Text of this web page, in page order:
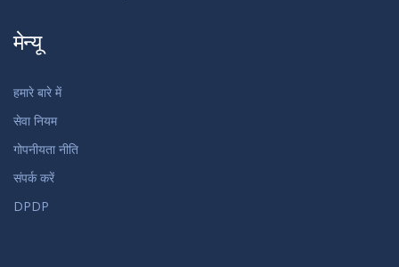
मेन्यू
हमारे बारे में
सेवा नियम
गोपनीयता नीति
संपर्क करें
DPDP